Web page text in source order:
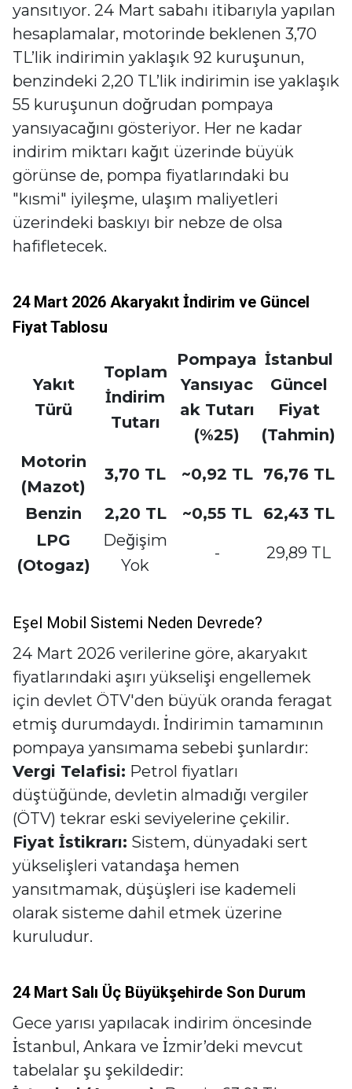
yansıtıyor. 24 Mart sabahı itibarıyla yapılan
hesaplamalar, motorinde beklenen 3,70
TL’lik indirimin yaklaşık 92 kuruşunun,
benzindeki 2,20 TL’lik indirimin ise yaklaşık
55 kuruşunun doğrudan pompaya
yansıyacağını gösteriyor. Her ne kadar
indirim miktarı kağıt üzerinde büyük
görünse de, pompa fiyatlarındaki bu
"kısmi" iyileşme, ulaşım maliyetleri
üzerindeki baskıyı bir nebze de olsa
hafifletecek.
24 Mart 2026 Akaryakıt İndirim ve Güncel
Fiyat Tablosu
Yakıt
Türü
Toplam
İndirim
Tutarı
Pompaya
Yansıyac
ak Tutarı
(%25)
İstanbul
Güncel
Fiyat
(Tahmin)
Motorin
(Mazot)
3,70 TL ~0,92 TL 76,76 TL
Benzin 2,20 TL ~0,55 TL
62,43 TL
LPG
(Otogaz)
Değişim
Yok
- 29,89 TL
Eşel Mobil Sistemi Neden Devrede?
24 Mart 2026 verilerine göre, akaryakıt
fiyatlarındaki aşırı yükselişi engellemek
için devlet ÖTV'den büyük oranda feragat
etmiş durumdaydı. İndirimin tamamının
pompaya yansımama sebebi şunlardır:
Vergi Telafisi: Petrol fiyatları
düştüğünde, devletin almadığı vergiler
(ÖTV) tekrar eski seviyelerine çekilir.
Fiyat İstikrarı: Sistem, dünyadaki sert
yükselişleri vatandaşa hemen
yansıtmamak, düşüşleri ise kademeli
olarak sisteme dahil etmek üzerine
kuruludur.
24 Mart Salı Üç Büyükşehirde Son Durum
Gece yarısı yapılacak indirim öncesinde
İstanbul, Ankara ve İzmir’deki mevcut
tabelalar şu şekildedir: